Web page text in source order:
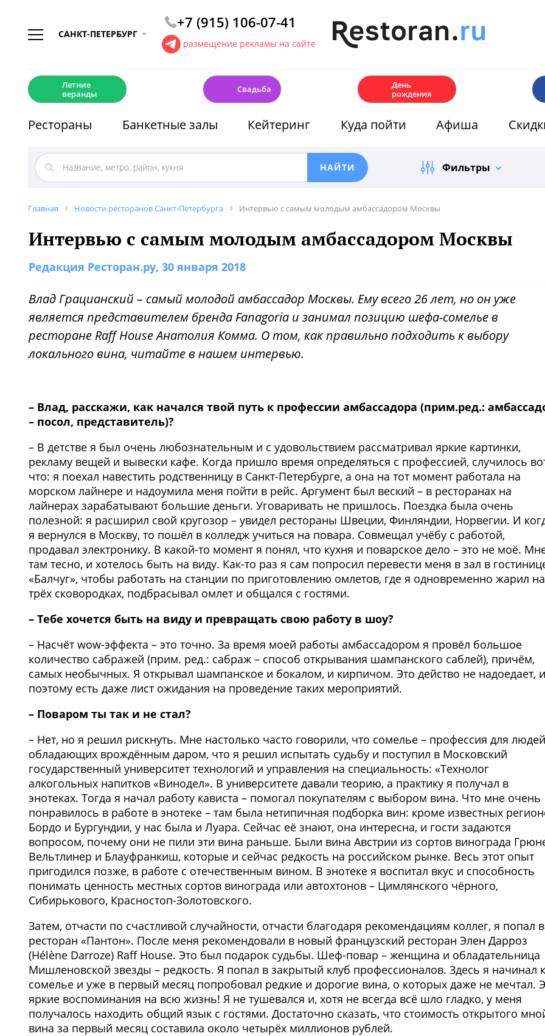
САНКТ-ПЕТЕРБУРГ
+7 (915) 106-07-41
размещение рекламы на сайте
Летние
веранды
Свадьба
День
рождения
Рестораны Банкетные залы Кейтеринг Куда пойти Афиша
Фильтры
Главная Новости ресторанов Санкт-Петербурга Интервью с самым молодым амбассадором Москвы
Интервью с самым молодым амбассадором Москвы
Редакция Ресторан.ру, 30 января 2018
Влад Грацианский – самый молодой амбассадор Москвы. Ему всего 26 лет, но он уже
является представителем бренда Fanagoria и занимал позицию шефа-сомелье в
ресторане Raff House Анатолия Комма. О том, как правильно подходить к выбору
локального вина, читайте в нашем интервью.
– Влад, расскажи, как начался твой путь к профессии амбассадора (прим.ред.:
– посол, представитель)?
– В детстве я был очень любознательным и с удовольствием рассматривал яркие картинки,
рекламу вещей и вывески кафе. Когда пришло время определяться с профессией, случилось
что: я поехал навестить родственницу в Санкт-Петербурге, а она на тот момент работала на
морском лайнере и надоумила меня пойти в рейс. Аргумент был веский – в ресторанах на
лайнерах зарабатывают большие деньги. Уговаривать не пришлось. Поездка была очень
полезной: я расширил свой кругозор – увидел рестораны Швеции, Финляндии, Норвегии. И
я вернулся в Москву, то пошёл в колледж учиться на повара. Совмещал учёбу с работой,
продавал электронику. В какой-то момент я понял, что кухня и поварское дело – это не моё.
там тесно, и хотелось быть на виду. Как-то раз я сам попросил перевести меня в зал в
«Балчуг», чтобы работать на станции по приготовлению омлетов, где я одновременно жарил на
трёх сковородках, подбрасывал омлет и общался с гостями.
– Тебе хочется быть на виду и превращать свою работу в шоу?
– Насчёт wow-эффекта – это точно. За время моей работы амбассадором я провёл большое
количество сабражей (прим. ред.: сабраж – способ открывания шампанского саблей), причём,
самых необычных. Я открывал шампанское и бокалом, и кирпичом. Это действо не надоедает, и
поэтому есть даже лист ожидания на проведение таких мероприятий.
– Поваром ты так и не стал?
– Нет, но я решил рискнуть. Мне настолько часто говорили, что сомелье – профессия для
обладающих врождённым даром, что я решил испытать судьбу и поступил в Московский
государственный университет технологий и управления на специальность: «Технолог
алкогольных напитков «Винодел». В университете давали теорию, а практику я получал в
энотеках. Тогда я начал работу кависта – помогал покупателям с выбором вина. Что мне очень
понравилось в работе в энотеке – там была нетипичная подборка вин: кроме известных
Бордо и Бургундии, у нас была и Луара. Сейчас её знают, она интересна, и гости задаются
вопросом, почему они не пили эти вина раньше. Были вина Австрии из сортов винограда
Вельтлинер и Блауфранкиш, которые и сейчас редкость на российском рынке. Весь этот опыт
пригодился позже, в работе с отечественным вином. В энотеке я воспитал вкус и способность
понимать ценность местных сортов винограда или автохтонов – Цимлянского чёрного,
Сибирькового, Красностоп-Золотовского.
Затем, отчасти по счастливой случайности, отчасти благодаря рекомендациям коллег, я попал в
ресторан «Пантон». После меня рекомендовали в новый французский ресторан Элен Дарроз
(Hélène Darroze) Raff House. Это был подарок судьбы. Шеф-повар – женщина и обладательница
Мишленовской звезды – редкость. Я попал в закрытый клуб профессионалов. Здесь я начинал
сомелье и уже в первый месяц попробовал редкие и дорогие вина, о которых даже не мечтал.
яркие воспоминания на всю жизнь! Я не тушевался и, хотя не всегда всё шло гладко, у меня
получалось находить общий язык с гостями. Достаточно сказать, что стоимость открытого
вина за первый месяц составила около четырёх миллионов рублей.